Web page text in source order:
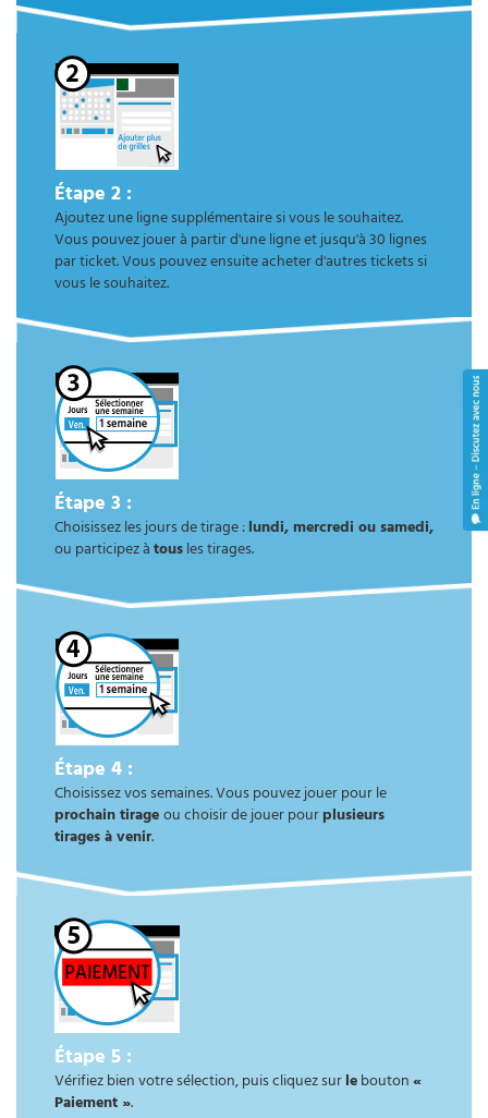
Étape 2 :
Ajoutez une ligne supplémentaire si vous le souhaitez.
Vous pouvez jouer à partir d'une ligne et jusqu'à 30 lignes
par ticket. Vous pouvez ensuite acheter d'autres tickets si
vous le souhaitez.
Étape 3 :
Choisissez les jours de tirage :lundi, mercredi ou samedi,
ou participez àtousles tirages.
Étape 4 :
Choisissez vos semaines. Vous pouvez jouer pour le
prochain tirageou choisir de jouer pourplusieurs
tirages à venir.
Étape 5 :
Vérifiez bien votre sélection, puis cliquez surlebouton«
Paiement ».